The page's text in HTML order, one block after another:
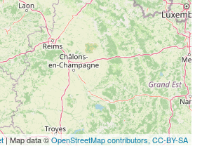
| Map data ©OpenStreetMap contributors, CC-BY-SA